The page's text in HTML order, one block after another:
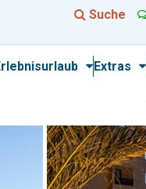
Suche
Extras